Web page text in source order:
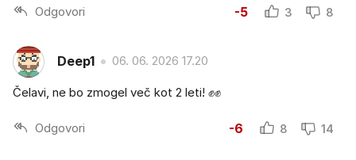
Odgovori -5 3 8
Deep1 06. 06. 2026 17.20
Čelavi, ne bo zmogel več kot 2 leti! ✊✊
Odgovori -6 8 14